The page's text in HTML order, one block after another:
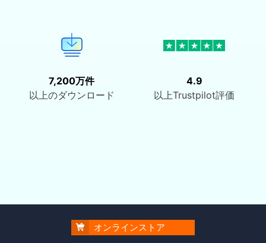
7,200万件
以上のダウンロード
4.9
以上Trustpilot評価
 オンラインストア